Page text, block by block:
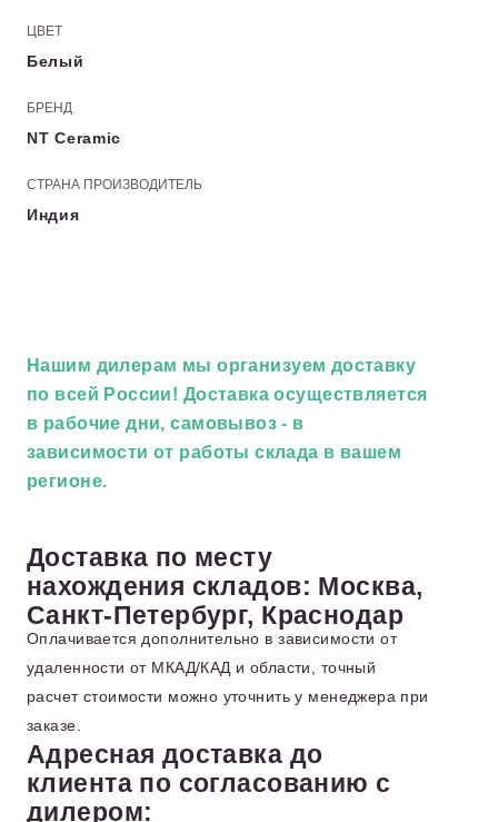
ЦВЕТ
Белый
БРЕНД
NT Ceramic
СТРАНА ПРОИЗВОДИТЕЛЬ
Индия
Нашим дилерам мы организуем доставку
по всей России! Доставка осуществляется
в рабочие дни, самовывоз - в
зависимости от работы склада в вашем
регионе.
Доставка по месту
нахождения складов: Москва,
Санкт-Петербург, Краснодар
Оплачивается дополнительно в зависимости от
удаленности от МКАД/КАД и области, точный
расчет стоимости можно уточнить у менеджера при
заказе.
Адресная доставка до
клиента по согласованию с
дилером: